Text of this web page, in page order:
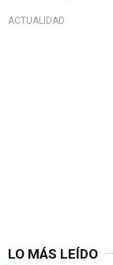
ACTUALIDAD
LO MÁS LEÍDO